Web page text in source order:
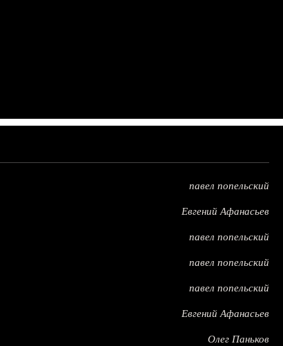
павел попельский
Евгений Афанасьев
павел попельский
павел попельский
павел попельский
Евгений Афанасьев
Олег Паньков